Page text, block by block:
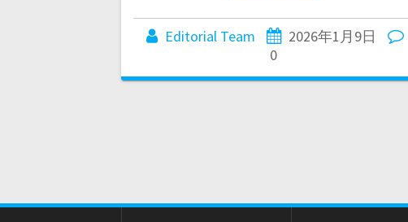
Editorial Team
2026年1月9日
0